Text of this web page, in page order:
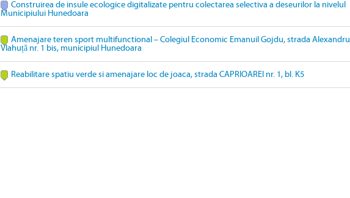
Construirea de insule ecologice digitalizate pentru colectarea selectiva a deseurilor la nivelul
Municipiului Hunedoara
Amenajare teren sport multifunctional – Colegiul Economic Emanuil Gojdu, strada Alexandru
Vlahuță nr. 1 bis, municipiul Hunedoara
Reabilitare spatiu verde si amenajare loc de joaca, strada CAPRIOAREI nr. 1, bl. K5